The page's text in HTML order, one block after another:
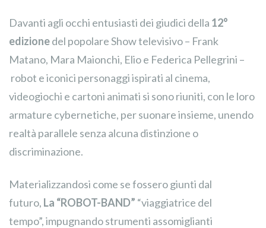
Davanti agli occhi entusiasti dei giudici della 12°
edizionedel popolare Show televisivo – Frank
Matano, Mara Maionchi, Elio e Federica Pellegrini –
robot e iconici personaggi ispirati al cinema,
videogiochi e cartoni animati si sono riuniti, con le loro
armature cybernetiche, per suonare insieme, unendo
realtà parallele senza alcuna distinzione o
discriminazione.
Materializzandosi come se fossero giunti dal
futuro, La “ROBOT-BAND” “viaggiatrice del
tempo”, impugnando strumenti assomiglianti